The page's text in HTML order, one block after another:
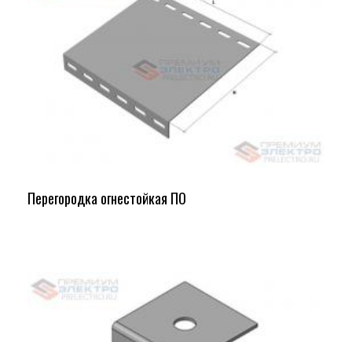
Перегородка огнестойкая ПО